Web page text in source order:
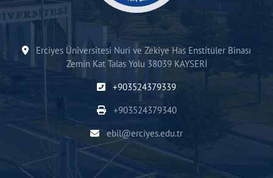
Erciyes Üniversitesi Nuri ve Zekiye Has Enstitüler Binası
Zemin Kat Talas Yolu 38039 KAYSERİ
+903524379339
+903524379340
ebil@erciyes.edu.tr